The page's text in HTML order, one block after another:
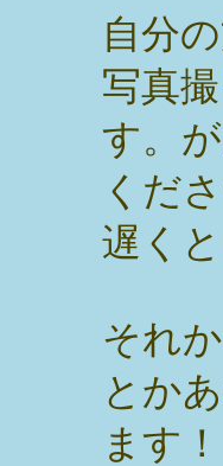
自分
写真
す。
くだ
遅く
それ
とか
ます！